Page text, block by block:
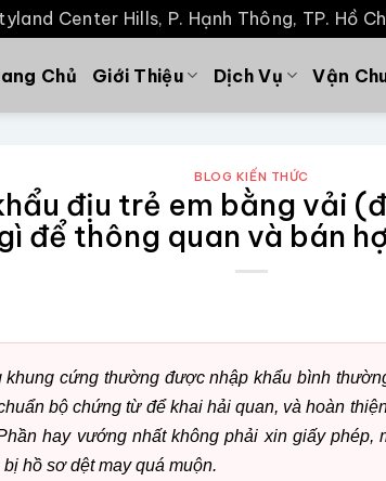
Center Hills, P. Hạnh Thông, TP. Hồ
Chủ Giới Thiệu Dịch Vụ Vận
BLOG KIẾN THỨC
địu trẻ em bằng vải
để thông quan và bán
cứng thường được nhập khẩu bình
bộ chứng từ để khai hải quan, và hoàn
hay vướng nhất không phải xin giấy phép,
hồ sơ dệt may quá muộn.